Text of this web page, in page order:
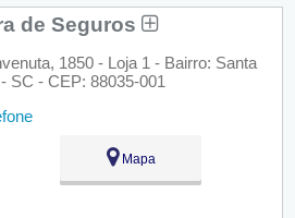
de Seguros
1850 - Loja 1 - Bairro: Santa
SC - CEP: 88035-001
Mapa